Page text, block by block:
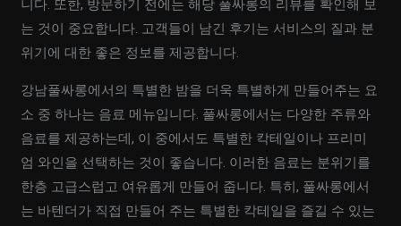
니다. 또한, 방문하기 전에는 해당 풀싸롱의 리뷰를 확인해 보
는 것이 중요합니다. 고객들이 남긴 후기는 서비스의 질과 분
위기에 대한 좋은 정보를 제공합니다.
강남풀싸롱에서의 특별한 밤을 더욱 특별하게 만들어주는 요
소 중 하나는 음료 메뉴입니다. 풀싸롱에서는 다양한 주류와
음료를 제공하는데, 이 중에서도 특별한 칵테일이나 프리미
엄 와인을 선택하는 것이 좋습니다. 이러한 음료는 분위기를
한층 고급스럽고 여유롭게 만들어 줍니다. 특히, 풀싸롱에서
는 바텐더가 직접 만들어 주는 특별한 칵테일을 즐길 수 있는